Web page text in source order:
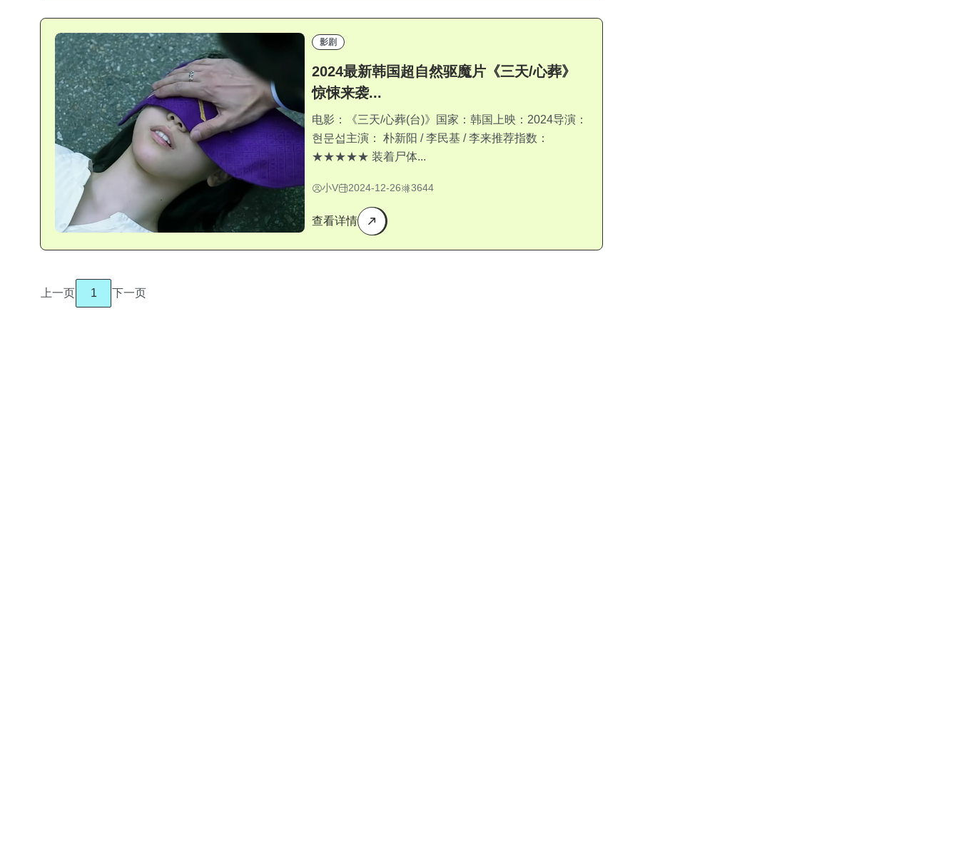
影剧
2024最新韩国超自然驱魔片《三天/心葬》
惊悚来袭...
电影：《三天/心葬(台)》国家：韩国上映：2024导演：
현문섭主演： 朴新阳 / 李民基 / 李来推荐指数：
★★★★★ 装着尸体...
小V 2024-12-26 3644
查看详情
上一页 1 下一页